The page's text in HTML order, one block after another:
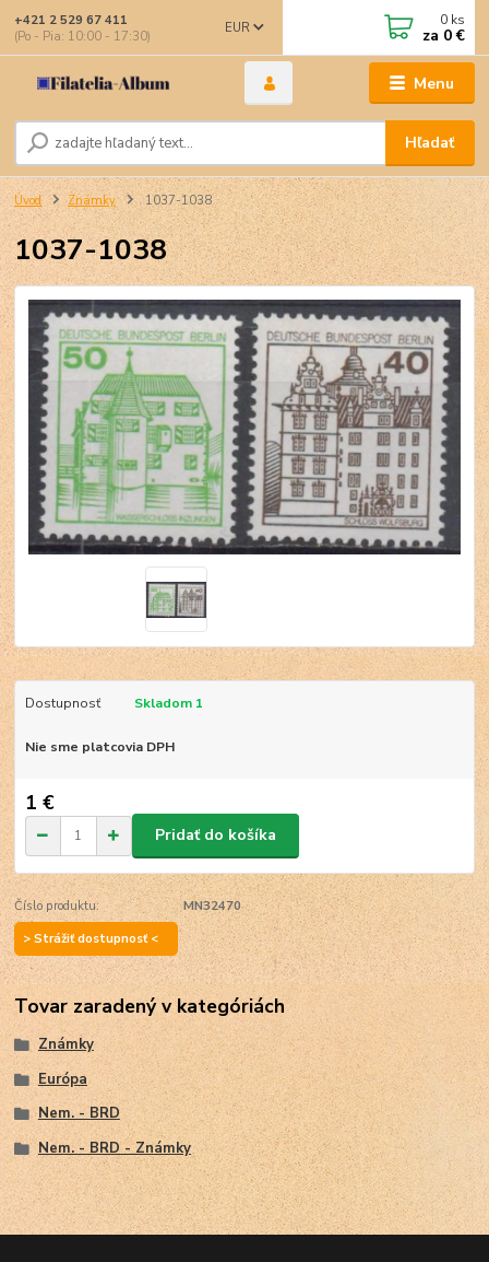
Menu
EUR
Hľadať
+421 2 529 67 411
(Po - Pia: 10:00 - 17:30)
0 ks
za 0 €
Úvod Známky 1037-1038
1037-1038
Dostupnosť Skladom 1
Nie sme platcovia DPH
1 €
Pridať do košíka
Číslo produktu:
MN32470
> Strážiť dostupnosť <
Tovar zaradený v kategóriách
Známky
Európa
Nem. - BRD
Nem. - BRD - Známky